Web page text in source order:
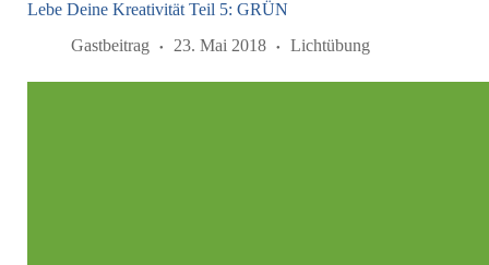
Lebe Deine Kreativität Teil 5: GRÜN
Gastbeitrag
23. Mai 2018 Lichtübung